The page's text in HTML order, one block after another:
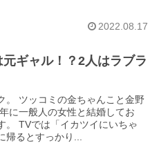
2022.08.17
ギャル！？2人はラブラ
。 ツッコミの金ちゃんこと金野
に一般人の女性と結婚してお
。 TVでは「イカツイにいちゃ
るとすっかり...